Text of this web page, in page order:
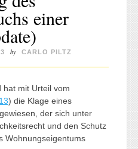
einer
by CARLO PILTZ
hat mit Urteil vom
) die Klage eines
der sich unter
und den Schutz
Wohnungseigentums